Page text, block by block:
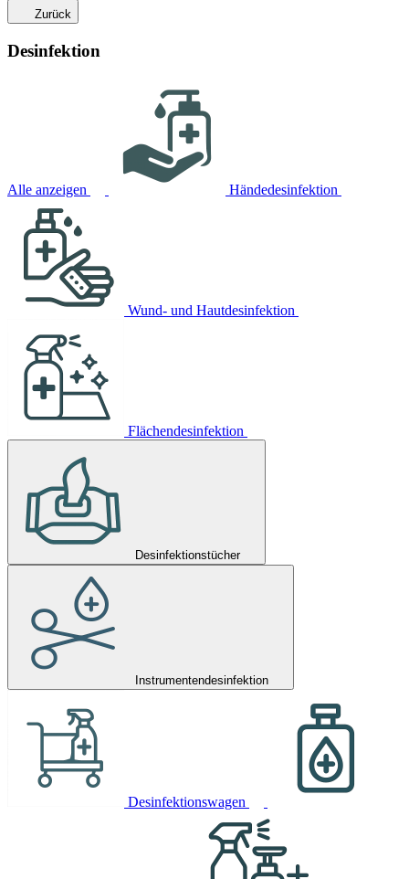
Zurück
Desinfektion
Alle anzeigen Händedesinfektion
Wund- und Hautdesinfektion
Flächendesinfektion
Desinfektionstücher
Instrumentendesinfektion
Desinfektionswagen